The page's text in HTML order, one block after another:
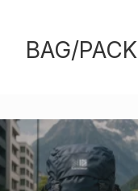
BAG/PACK